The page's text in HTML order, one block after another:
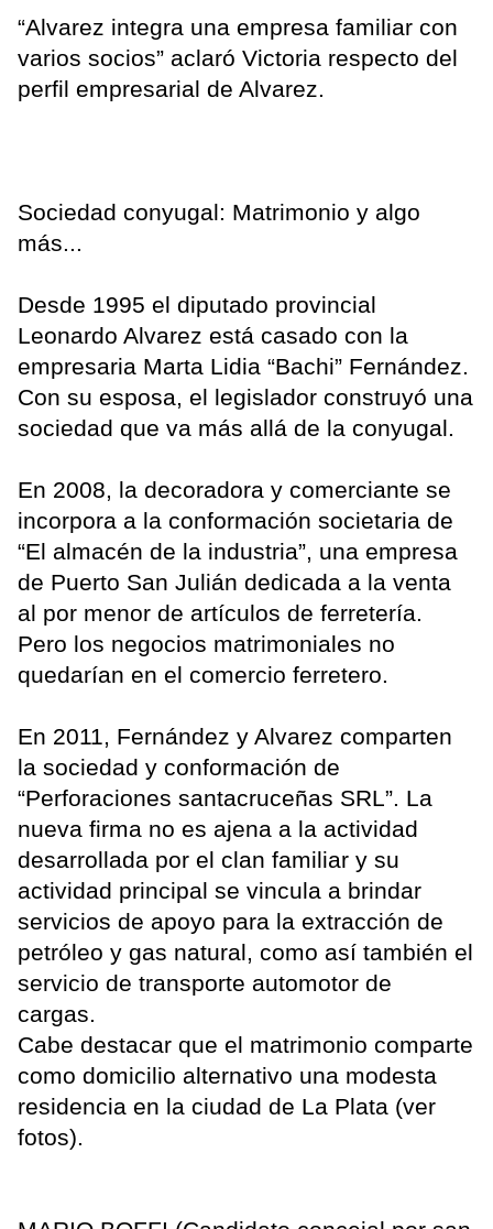
“Alvarez integra una empresa familiar con
varios socios” aclaró Victoria respecto del
perfil empresarial de Alvarez.
Sociedad conyugal: Matrimonio y algo
más...
Desde 1995 el diputado provincial
Leonardo Alvarez está casado con la
empresaria Marta Lidia “Bachi” Fernández.
Con su esposa, el legislador construyó una
sociedad que va más allá de la conyugal.
En 2008, la decoradora y comerciante se
incorpora a la conformación societaria de
“El almacén de la industria”, una empresa
de Puerto San Julián dedicada a la venta
al por menor de artículos de ferretería.
Pero los negocios matrimoniales no
quedarían en el comercio ferretero.
En 2011, Fernández y Alvarez comparten
la sociedad y conformación de
“Perforaciones santacruceñas SRL”. La
nueva firma no es ajena a la actividad
desarrollada por el clan familiar y su
actividad principal se vincula a brindar
servicios de apoyo para la extracción de
petróleo y gas natural, como así también el
servicio de transporte automotor de
cargas.
Cabe destacar que el matrimonio comparte
como domicilio alternativo una modesta
residencia en la ciudad de La Plata (ver
fotos).